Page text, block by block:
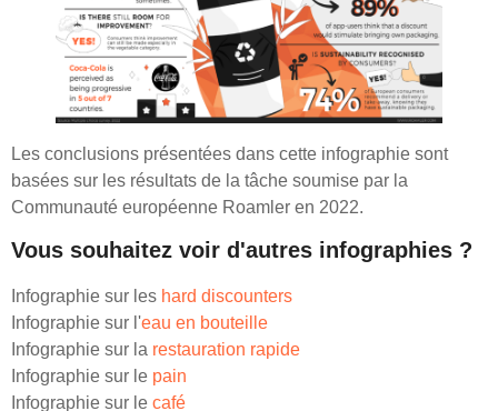
Les conclusions présentées dans cette infographie sont
basées sur les résultats de la tâche soumise par la
Communauté européenne Roamler en 2022.
Vous souhaitez voir d'autres infographies ?
Infographie sur les hard discounters
Infographie sur l'eau en bouteille
Infographie sur la restauration rapide
Infographie sur le pain
Infographie sur le café